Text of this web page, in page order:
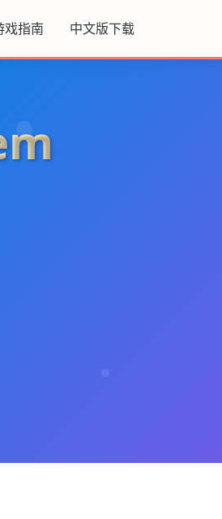
戏指南 中文版下载